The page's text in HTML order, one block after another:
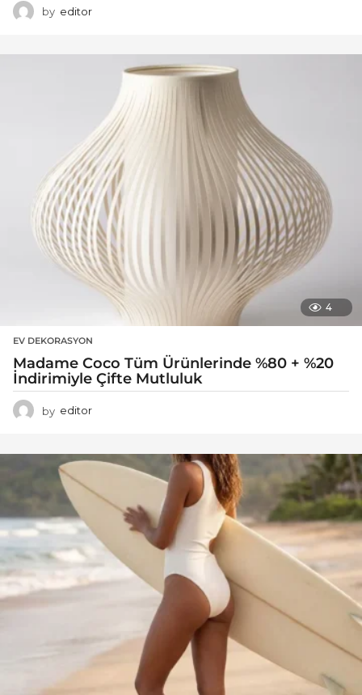
by editor
4
EV DEKORASYON
Madame Coco Tüm Ürünlerinde %80 + %20
İndirimiyle Çifte Mutluluk
by editor